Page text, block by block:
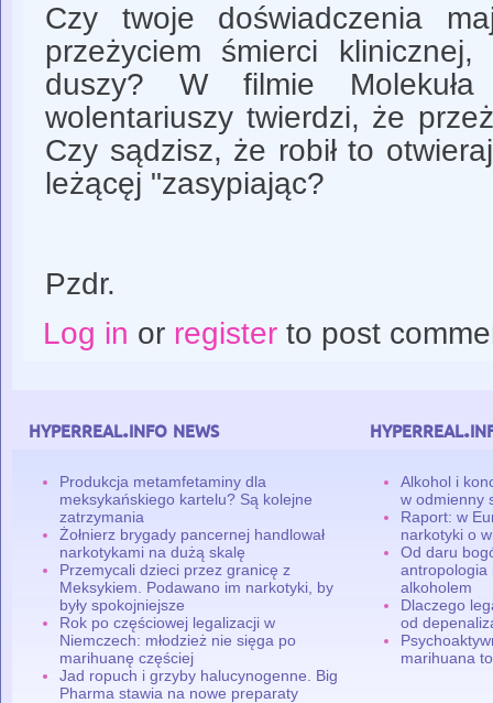
Czy twoje doświadczenia
przeżyciem śmierci
duszy? W filmie
wolentariuszy twierdzi, że
Czy sądzisz, że robił to
leżącęj "zasypiając?
Pzdr.
Log in or registerto post
hyperreal.info news
Produkcja metamfetaminy dla
meksykańskiego kartelu? Są kolejne
zatrzymania
Żołnierz brygady pancernej handlował
narkotykami na dużą skalę
Przemycali dzieci przez granicę z
Meksykiem. Podawano im narkotyki, by
były spokojniejsze
Rok po częściowej legalizacji w
Niemczech: młodzież nie sięga po
marihuanę częściej
Jad ropuch i grzyby halucynogenne. Big
Pharma stawia na nowe preparaty
Alkohol i
w odmienny
Raport: w
narkotyki o
Od daru
antropologia
alkoholem
Dlaczego
od
marihuana